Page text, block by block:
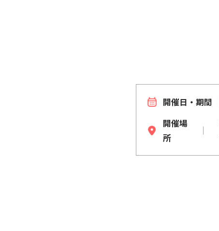
開催日・期間
開催場
所